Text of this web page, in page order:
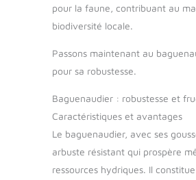
pour la faune, contribuant au
biodiversité locale.
Passons maintenant au
pour sa robustesse.
Baguenaudier : robustesse et
Caractéristiques et avantages
Le baguenaudier, avec ses
arbuste résistant qui prospère
ressources hydriques. Il